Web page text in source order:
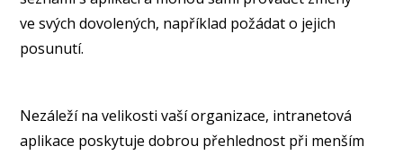
ve svých dovolených, například požádat o jejich
posunutí.
Nezáleží na velikosti vaší organizace, intranetová
aplikace poskytuje dobrou přehlednost při menším